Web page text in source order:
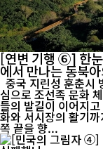
[연변 기행 ⑥] 한
에서 만나는 동북
심으로 조선족 문화
들의 발길이 이어지고 있다. [인터내셔널포커스]
화와 서시장의 활기
쪽 끝을 향...